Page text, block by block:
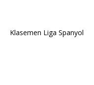
Klasemen Liga Spanyol